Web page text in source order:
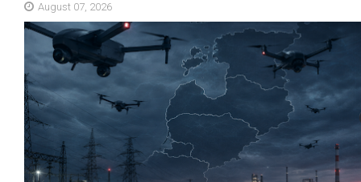
August 07, 2026